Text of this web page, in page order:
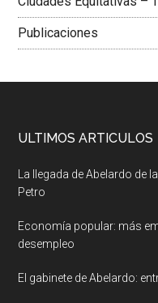
Publicaciones
ULTIMOS ARTICULOS
La llegada de Abelardo de
Petro
Economía popular: más
desempleo
El gabinete de Abelardo: